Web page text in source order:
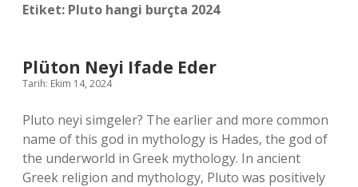
Etiket: Pluto hangi burçta 2024
Plüton Neyi Ifade Eder
Tarih: Ekim 14, 2024
Pluto neyi simgeler? The earlier and more common
name of this god in mythology is Hades, the god of
the underworld in Greek mythology. In ancient
Greek religion and mythology, Pluto was positively